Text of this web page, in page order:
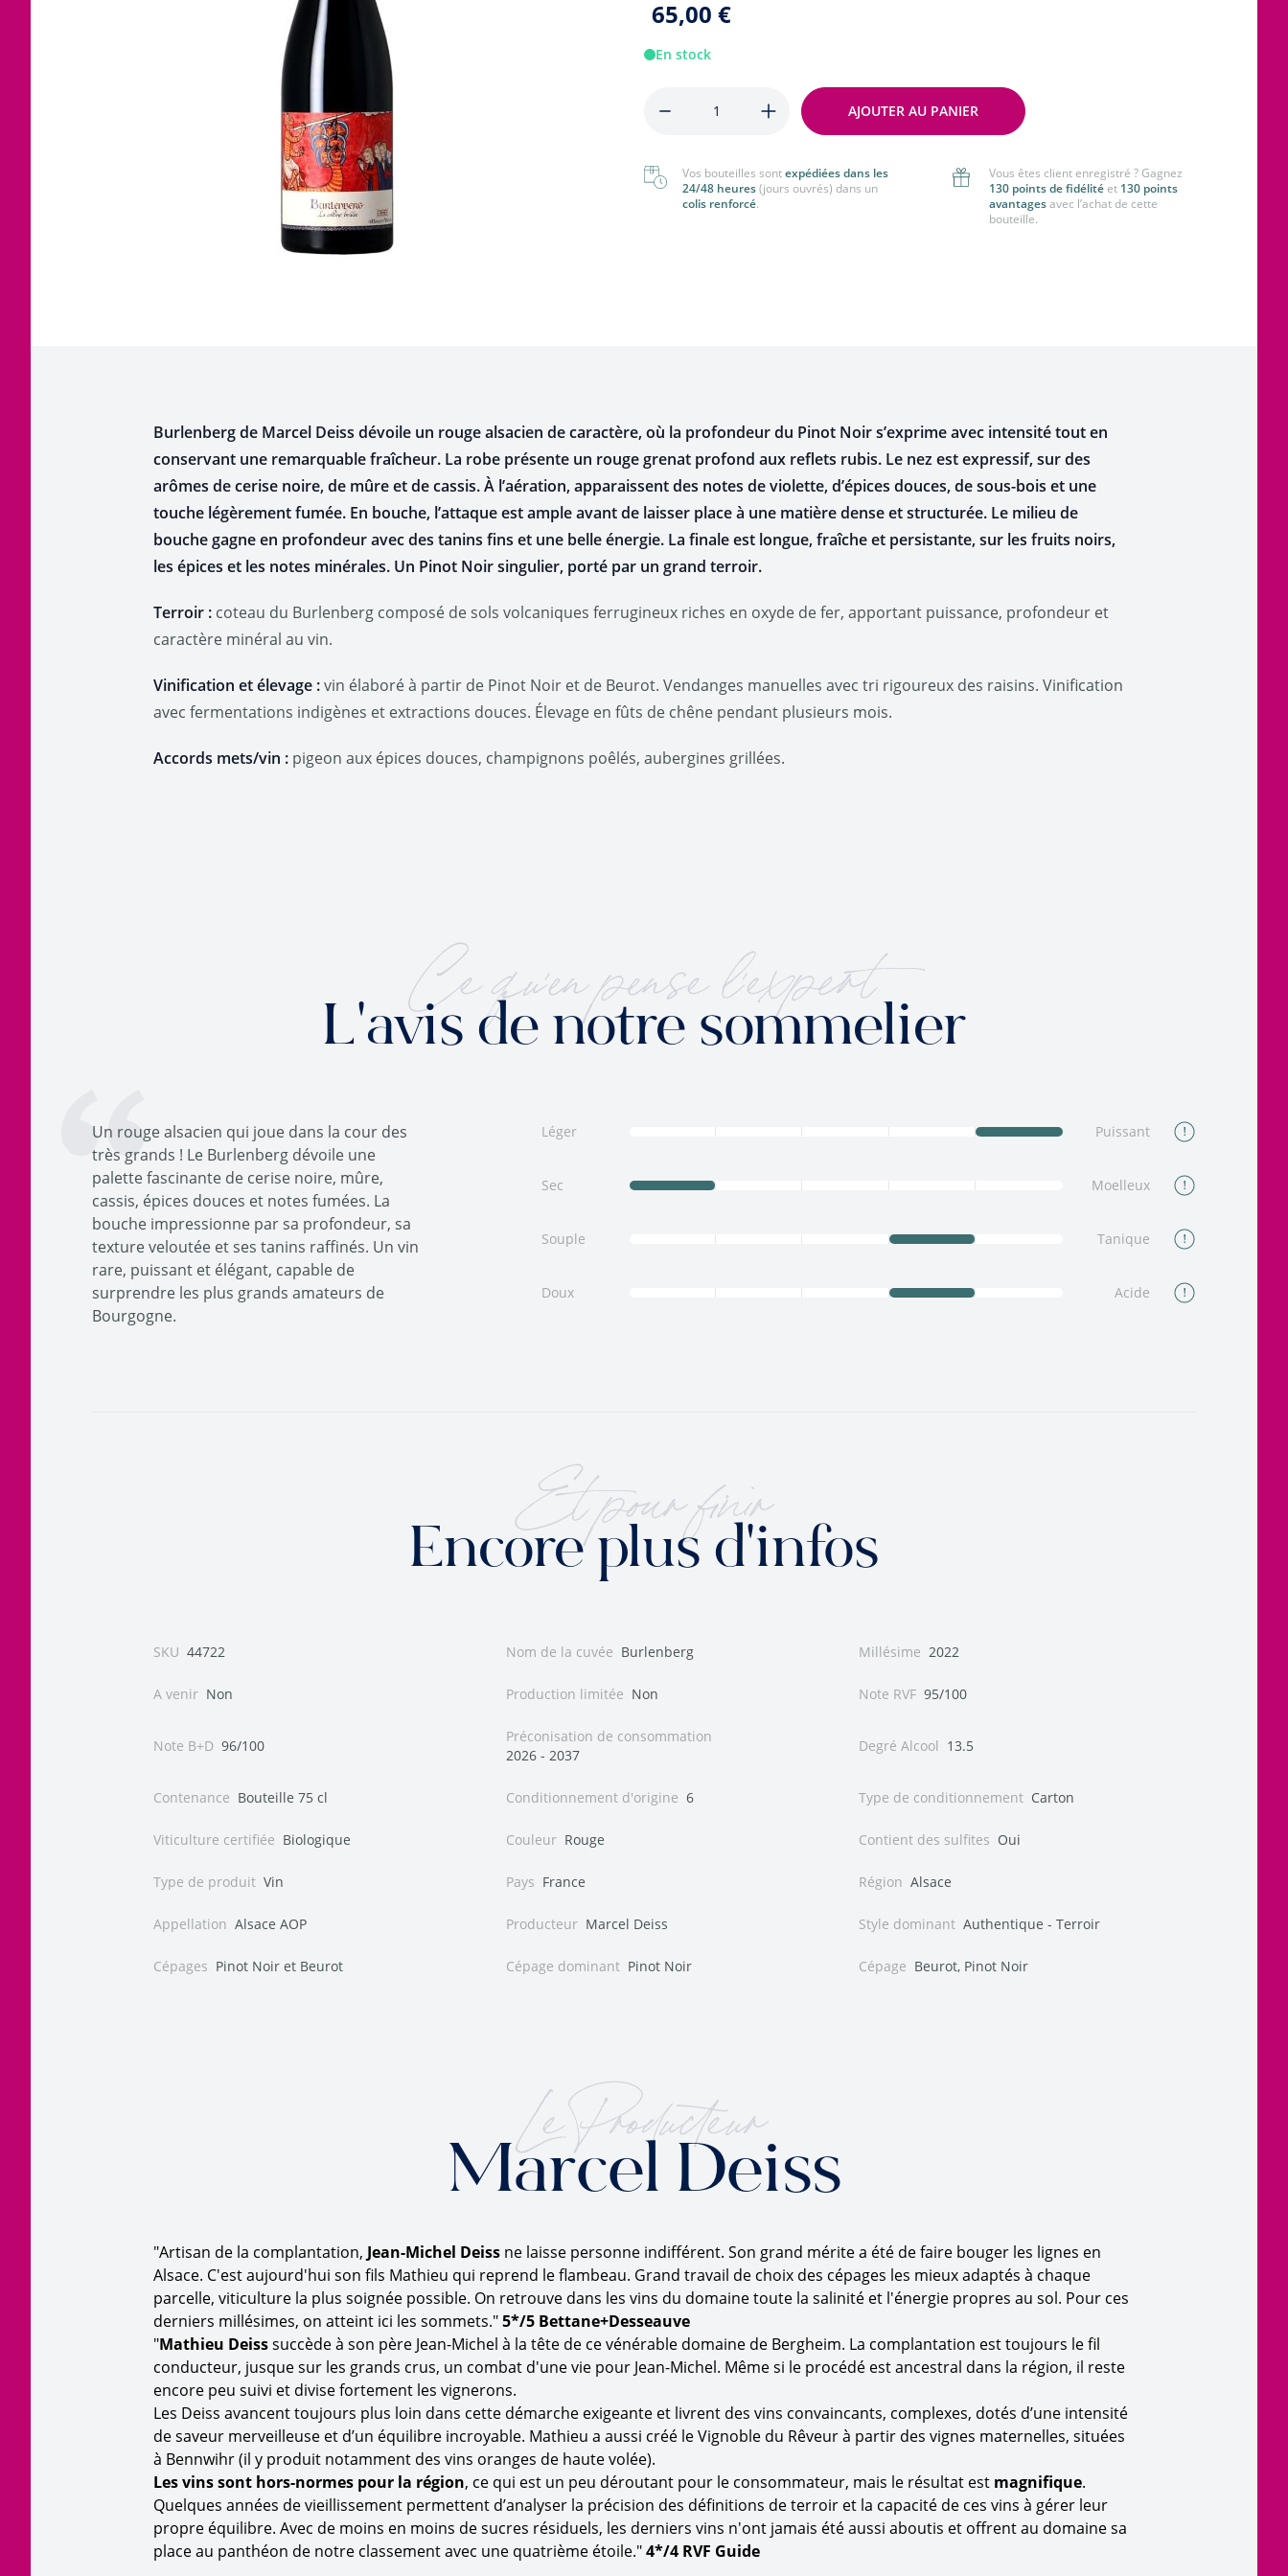
Languedoc
65,00 €
En stock
AJOUTER AU PANIER
Vos bouteilles sontexpédiées dans les
24/48 heures(jours ouvrés) dans un
colis renforcé.
Vous êtes client enregistré ? Gagnez
130 points de fidélité et 130 points
avantagesavec l’achat de cette
bouteille.
Burlenberg de Marcel Deiss dévoile un rouge alsacien de caractère, où la profondeur du Pinot Noir s’exprime avec intensité tout en
conservant une remarquable fraîcheur. La robe présente un rouge grenat profond aux reflets rubis. Le nez est expressif, sur des
arômes de cerise noire, de mûre et de cassis. À l’aération, apparaissent des notes de violette, d’épices douces, de sous-bois et une
touche légèrement fumée. En bouche, l’attaque est ample avant de laisser place à une matière dense et structurée. Le milieu de
bouche gagne en profondeur avec des tanins fins et une belle énergie. La finale est longue, fraîche et persistante, sur les fruits noirs,
les épices et les notes minérales. Un Pinot Noir singulier, porté par un grand terroir.
Terroir : coteau du Burlenberg composé de sols volcaniques ferrugineux riches en oxyde de fer, apportant puissance, profondeur et
caractère minéral au vin.
Vinification et élevage :vin élaboré à partir de Pinot Noir et de Beurot. Vendanges manuelles avec tri rigoureux des raisins. Vinification
avec fermentations indigènes et extractions douces. Élevage en fûts de chêne pendant plusieurs mois.
Accords mets/vin : pigeon aux épices douces, champignons poêlés, aubergines grillées.
Ce qu'en pense l'expert
L'avis de notre sommelier
Un rouge alsacien qui joue dans la cour des
très grands ! Le Burlenberg dévoile une
palette fascinante de cerise noire, mûre,
cassis, épices douces et notes fumées. La
bouche impressionne par sa profondeur, sa
texture veloutée et ses tanins raffinés. Un vin
rare, puissant et élégant, capable de
surprendre les plus grands amateurs de
Bourgogne.
Léger Puissant
Sec Moelleux
Souple Tanique
Doux Acide
Et pour finir
Encore plus d'infos
SKU 44722 Nom de la cuvée Burlenberg Millésime 2022
A venir Non Production limitée Non Note RVF 95/100
Note B+D 96/100
Préconisation de consommation
2026 - 2037
Degré Alcool 13.5
Contenance Bouteille 75 cl Conditionnement d'origine 6 Type de conditionnement Carton
Viticulture certifiée Biologique Couleur Rouge Contient des sulfites Oui
Type de produit Vin Pays France Région Alsace
Appellation Alsace AOP Producteur Marcel Deiss Style dominant Authentique - Terroir
Cépages Pinot Noir et Beurot Cépage dominant Pinot Noir Cépage Beurot, Pinot Noir
Le Producteur
Marcel Deiss
"Artisan de la complantation, Jean-Michel Deiss ne laisse personne indifférent. Son grand mérite a été de faire bouger les lignes en
Alsace. C'est aujourd'hui son fils Mathieu qui reprend le flambeau. Grand travail de choix des cépages les mieux adaptés à chaque
parcelle, viticulture la plus soignée possible. On retrouve dans les vins du domaine toute la salinité et l'énergie propres au sol. Pour ces
derniers millésimes, on atteint ici les sommets."5*/5 Bettane+Desseauve
"Mathieu Deisssuccède à son père Jean-Michel à la tête de ce vénérable domaine de Bergheim. La complantation est toujours le fil
conducteur, jusque sur les grands crus, un combat d'une vie pour Jean-Michel. Même si le procédé est ancestral dans la région, il reste
encore peu suivi et divise fortement les vignerons.
Les Deiss avancent toujours plus loin dans cette démarche exigeante et livrent des vins convaincants, complexes, dotés d’une intensité
de saveur merveilleuse et d’un équilibre incroyable. Mathieu a aussi créé le Vignoble du Rêveur à partir des vignes maternelles, situées
à Bennwihr (il y produit notamment des vins oranges de haute volée).
Les vins sont hors-normes pour la région, ce qui est un peu déroutant pour le consommateur, mais le résultat est magnifique.
Quelques années de vieillissement permettent d’analyser la précision des définitions de terroir et la capacité de ces vins à gérer leur
propre équilibre. Avec de moins en moins de sucres résiduels, les derniers vins n'ont jamais été aussi aboutis et offrent au domaine sa
place au panthéon de notre classement avec une quatrième étoile."4*/4 RVF Guide